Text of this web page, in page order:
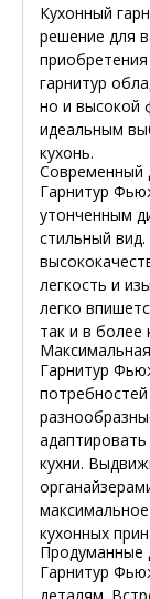
Кухонный
решение для
гарнитур
но и высокой
идеальным
кухонь.
Современный
Гарнитур
утонченным
стильный
легкость и
легко
так и в более
Гарнитур
кухни.
кухонных
Продуманные
Гарнитур
деталям.